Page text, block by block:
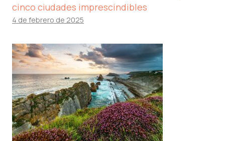
cinco ciudades imprescindibles
4 de febrero de 2025